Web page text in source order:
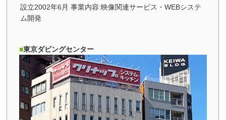
設立2002年6月 事業内容:映像関連サービス・WEBシステ
ム開発
東京ダビングセンター